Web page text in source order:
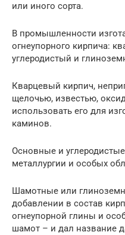
или иного сорта.
В промышленности
огнеупорного кирпича:
углеродистый и
Кварцевый кирпич,
щелочью, известью,
использовать его для
каминов.
Основные и
металлургии и особых
Шамотные или
добавлении в состав
огнеупорной глины и
шамот – и дал название